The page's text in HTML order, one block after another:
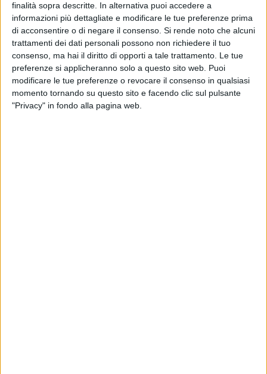
finalità sopra descritte. In alternativa puoi accedere a
informazioni più dettagliate e modificare le tue preferenze prima
di acconsentire o di negare il consenso. Si rende noto che alcuni
trattamenti dei dati personali possono non richiedere il tuo
consenso, ma hai il diritto di opporti a tale trattamento. Le tue
preferenze si applicheranno solo a questo sito web. Puoi
modificare le tue preferenze o revocare il consenso in qualsiasi
momento tornando su questo sito e facendo clic sul pulsante
"Privacy" in fondo alla pagina web.
registrato con MolfettaViva. Dai principali temi
amministrativi alla politica, la prima cittadina annuncia le
opere pubbliche che "toccheremo con mano in questo 2016"
e non rinuncia ad augurarsi un "rasserenamento" all'interno
della sua "famiglia" politica. Vi proponiamo di seguito il
video.
Riprese e post produzione:Mariella Spadavecchia